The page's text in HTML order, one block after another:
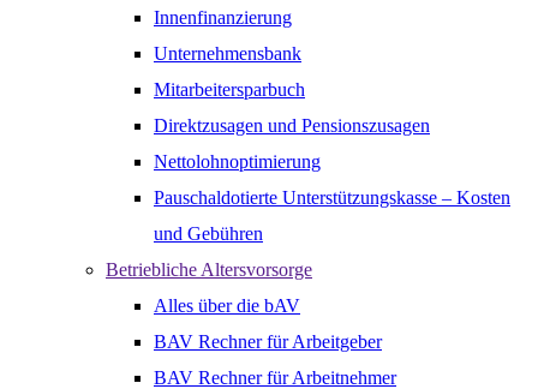
Innenfinanzierung
Unternehmensbank
Mitarbeitersparbuch
Direktzusagen und Pensionszusagen
Nettolohnoptimierung
Pauschaldotierte Unterstützungskasse – Kosten
und Gebühren
Betriebliche Altersvorsorge
Alles über die bAV
BAV Rechner für Arbeitgeber
BAV Rechner für Arbeitnehmer